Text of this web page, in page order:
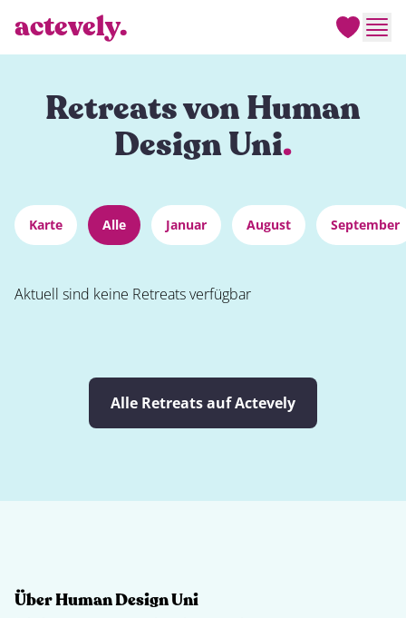
actevely.
Retreats von Human
Design Uni.
Karte Alle Januar August September
Aktuell sind keine Retreats verfügbar
Alle Retreats auf Actevely
Über Human Design Uni